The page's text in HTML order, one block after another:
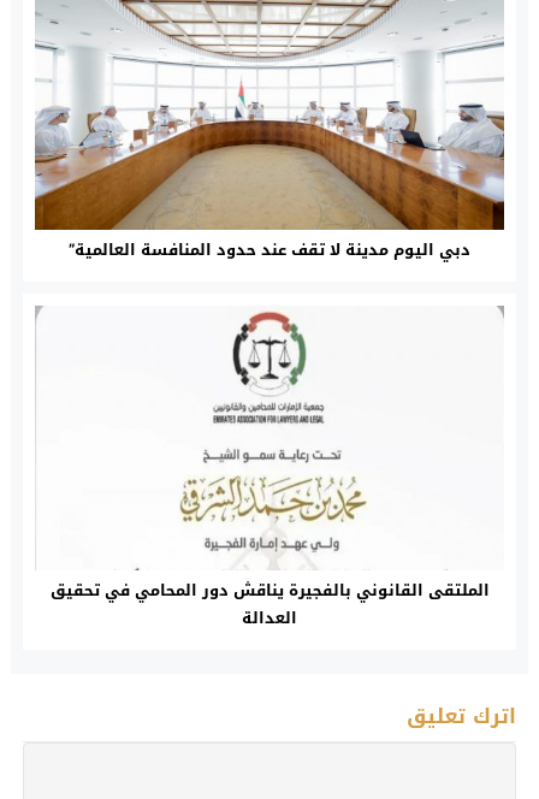
دبي اليوم مدينة لا تقف عند حدود المنافسة العالمية”
الملتقى القانوني بالفجيرة يناقش دور المحامي في تحقيق
العدالة
اترك تعليق